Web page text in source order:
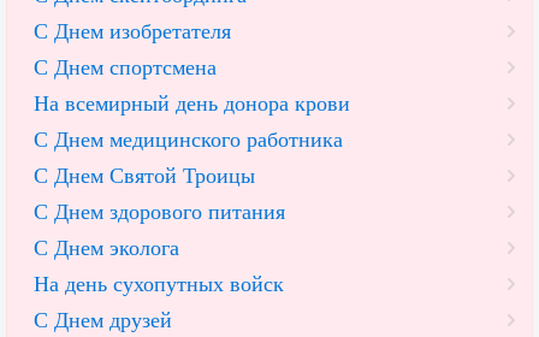
С Днем изобретателя
С Днем спортсмена
На всемирный день донора крови
С Днем медицинского работника
С Днем Святой Троицы
С Днем здорового питания
С Днем эколога
На день сухопутных войск
С Днем друзей